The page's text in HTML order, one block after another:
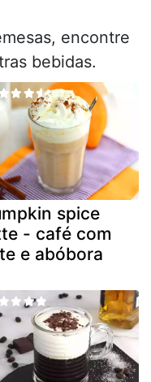
encontre
bebidas.
spice
- café com
e abóbora